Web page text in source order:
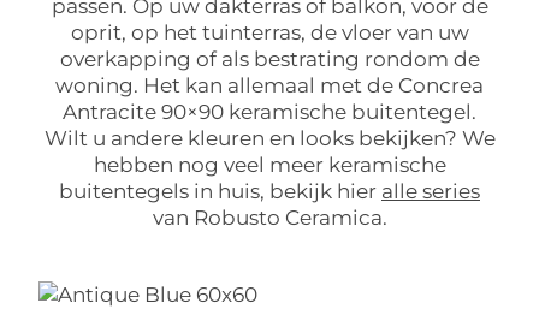
passen. Op uw dakterras of balkon, voor de
oprit, op het tuinterras, de vloer van uw
overkapping of als bestrating rondom de
woning. Het kan allemaal met de Concrea
Antracite 90×90 keramische buitentegel.
Wilt u andere kleuren en looks bekijken? We
hebben nog veel meer keramische
buitentegels in huis, bekijk hier alle series
van Robusto Ceramica.